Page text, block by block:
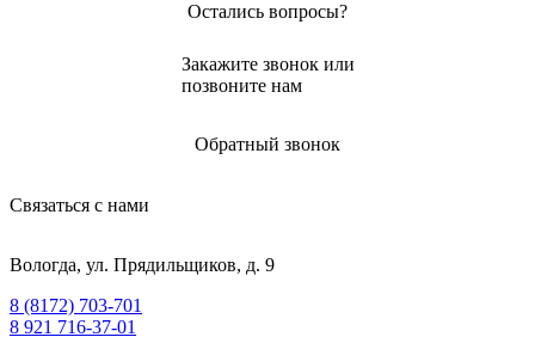
Остались вопросы?
Закажите звонок или
позвоните нам
Обратный звонок
Связаться с нами
Вологда, ул. Прядильщиков, д. 9
8 (8172) 703-701
8 921 716-37-01